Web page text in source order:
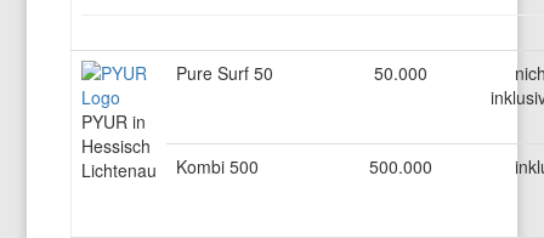
PYUR in
Hessisch
Lichtenau
Pure Surf 50 50.000
Kombi 500 500.000